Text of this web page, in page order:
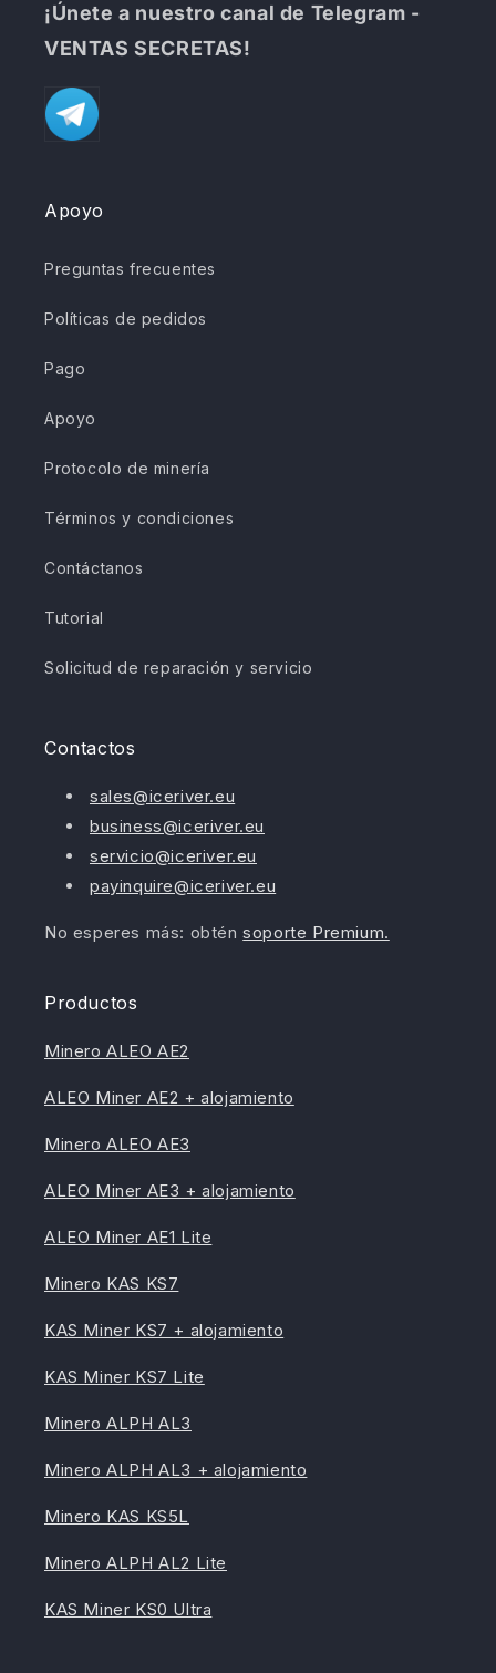
¡Únete a nuestro canal de Telegram -
VENTAS SECRETAS!
Apoyo
Preguntas frecuentes
Políticas de pedidos
Pago
Apoyo
Protocolo de minería
Términos y condiciones
Contáctanos
Tutorial
Solicitud de reparación y servicio
Contactos
sales@iceriver.eu
business@iceriver.eu
servicio@iceriver.eu
payinquire@iceriver.eu
No esperes más: obténsoporte Premium.
Productos
Minero ALEO AE2
ALEO Miner AE2 + alojamiento
Minero ALEO AE3
ALEO Miner AE3 + alojamiento
ALEO Miner AE1 Lite
Minero KAS KS7
KAS Miner KS7 + alojamiento
KAS Miner KS7 Lite
Minero ALPH AL3
Minero ALPH AL3 + alojamiento
Minero KAS KS5L
Minero ALPH AL2 Lite
KAS Miner KS0 Ultra